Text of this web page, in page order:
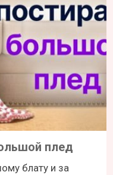
плед
блату и за